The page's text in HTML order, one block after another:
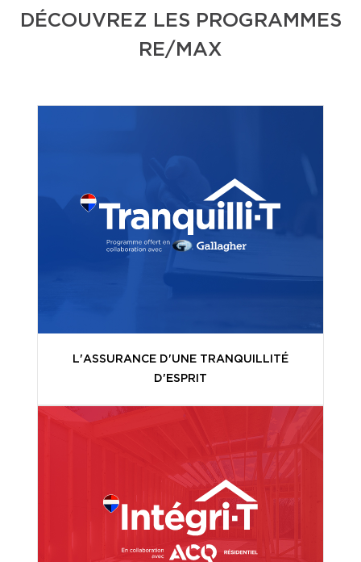
DÉCOUVREZ LES PROGRAMMES
RE/MAX
L'ASSURANCE D'UNE TRANQUILLITÉ
D'ESPRIT